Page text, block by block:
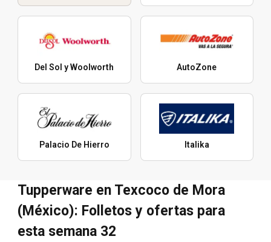
Del Sol y Woolworth AutoZone
Palacio De Hierro Italika
Tupperware en Texcoco de Mora
(México): Folletos y ofertas para
esta semana 32